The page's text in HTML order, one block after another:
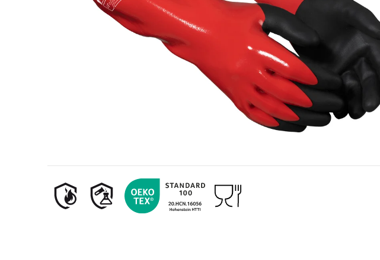
Olie- en gasindustrie Bouw en